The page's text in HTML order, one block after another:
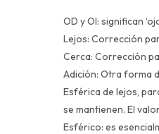
OD y OI: significan
Lejos: Corrección
Cerca: Corrección
Adición: Otra forma
Esférica de lejos,
se mantienen. El
Esférico: es